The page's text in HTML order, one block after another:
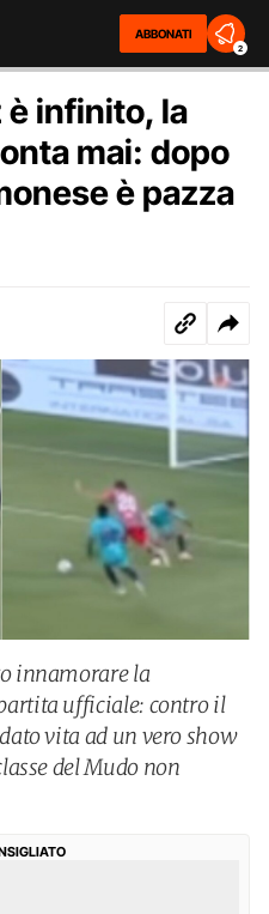
ABBONATI
2
è infinito, la
mai: dopo
è pazza
innamorare la
ufficiale: contro il
vita ad un vero show
del Mudo non